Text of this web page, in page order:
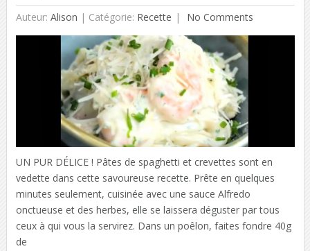
Auteur: Alison | Catégorie: Recette No Comments
UN PUR DÉLICE ! Pâtes de spaghetti et crevettes sont en
vedette dans cette savoureuse recette. Prête en quelques
minutes seulement, cuisinée avec une sauce Alfredo
onctueuse et des herbes, elle se laissera déguster par tous
ceux à qui vous la servirez. Dans un poêlon, faites fondre 40g
de